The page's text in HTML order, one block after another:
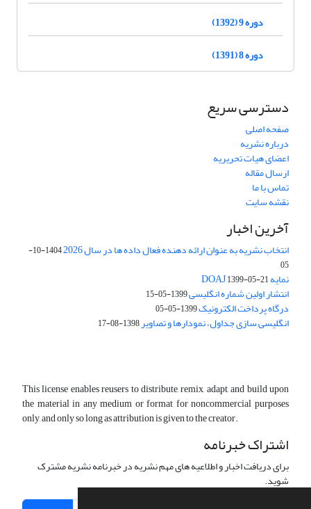
دوره 9 (1392)
دوره 8 (1391)
دسترسی سریع
صفحه اصلی
درباره نشریه
اعضای هیات تحریریه
ارسال مقاله
تماس با ما
نقشه سایت
آخرین اخبار
انتخاب نشریه به عنوان ارائه دهنده فعال داده ها در سال 2026
1404-10-
05
نمایه DOAJ1399-05-21
انتشار اولین شماره انگلیسی1399-05-15
درگاه پرداخت الکترونیک1399-05-05
انگلیسی سازی جداول، نمودارها و تصاویر1398-08-17
This license enables reusers to distribute, remix, adapt, and build upon
the material in any medium or format for noncommercial purposes
only, and only so long as attribution is given to the creator.
اشتراک خبرنامه
برای دریافت اخبار و اطلاعیه های مهم نشریه در خبرنامه نشریه مشترک
شوید.